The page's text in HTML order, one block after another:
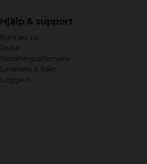
Hjälp & support
Kontakt os
Retur
Betalningsalternativ
Leverans & frakt
Logga in